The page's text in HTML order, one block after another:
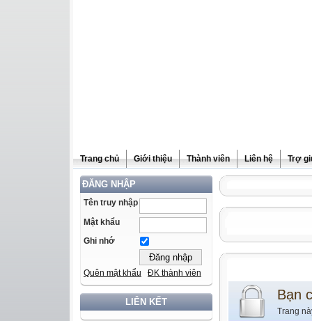
Trang chủ Giới thiệu Thành viên Liên hệ Trợ
ĐĂNG NHẬP
Tên truy nhập
Mật khẩu
Ghi nhớ
Quên mật khẩu ĐK thành viên
LIÊN KẾT Bạn
Trang